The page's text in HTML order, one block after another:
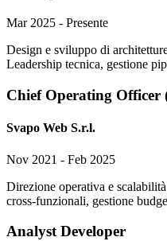
Mar 2025 - Presente
Design e sviluppo di
Leadership tecnica, gestione
Chief Operating Officer
Svapo Web S.r.l.
Nov 2021 - Feb 2025
Direzione operativa e
cross-funzionali, gestione
Analyst Developer